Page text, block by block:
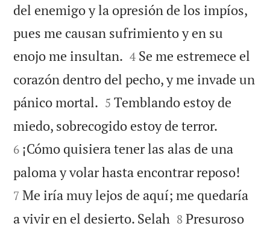
del enemigo y la opresión de los impíos,
pues me causan sufrimiento y en su
enojo me insultan. 

4 Se me estremece el
corazón dentro del pecho, y me invade un
pánico mortal. 

5 Temblando estoy de
miedo, sobrecogido estoy de terror.
6 ¡Cómo quisiera tener las alas de una
paloma y volar hasta encontrar reposo!
7 Me iría muy lejos de aquí; me quedaría
a vivir en el desierto. Selah 

8 Presuroso